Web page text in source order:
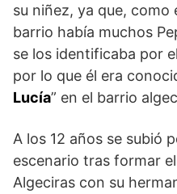
su niñez, ya que, como
barrio había muchos
se los identificaba por
por lo que él era
Lucía” en el barrio
A los 12 años se subió
escenario tras formar
Algeciras con su